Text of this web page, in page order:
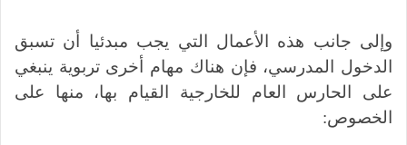
وإلى جانب هذه الأعمال التي يجب مبدئيا أن تسبق
الدخول المدرسي، فإن هناك مهام أخرى تربوية ينبغي
على الحارس العام للخارجية القيام بها، منها على
الخصوص: